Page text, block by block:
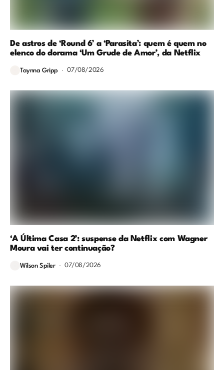
De astros de ‘Round 6’ a ‘Parasita’: quem é quem no
elenco do dorama ‘Um Grude de Amor’, da Netflix
Taynna Gripp 07/08/2026
‘A Última Casa 2’: suspense da Netflix com Wagner
Moura vai ter continuação?
Wilson Spiler 07/08/2026